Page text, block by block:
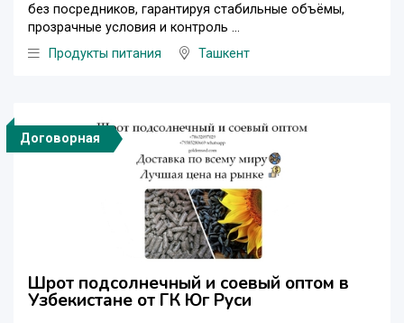
без посредников, гарантируя стабильные объёмы,
прозрачные условия и контроль ...
Продукты питания
Ташкент
Договорная
Шрот подсолнечный и соевый оптом в
Узбекистане от ГК Юг Руси